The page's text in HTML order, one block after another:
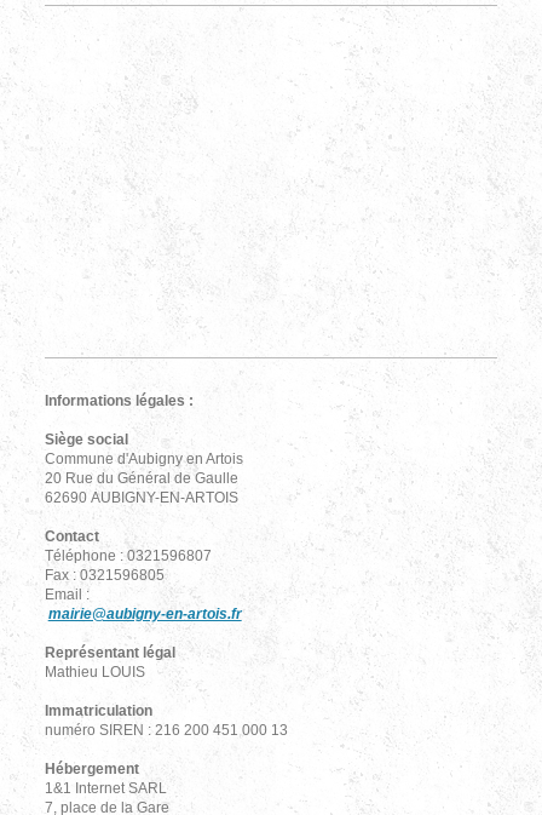
Informations légales :
Siège social
Commune d'Aubigny en Artois
20 Rue du Général de Gaulle
62690 AUBIGNY-EN-ARTOIS
Contact
Téléphone : 0321596807
Fax : 0321596805
Email :
mairie@aubigny-en-artois.fr
Représentant légal
Mathieu LOUIS
Immatriculation
numéro SIREN : 216 200 451 000 13
Hébergement
1&1 Internet SARL
7, place de la Gare